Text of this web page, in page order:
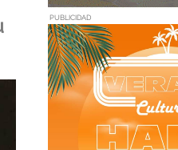
PUBLICIDAD